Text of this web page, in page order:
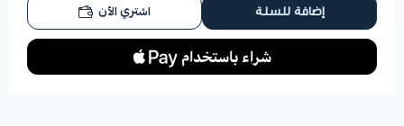
إضافة للسلة اشتري الآن